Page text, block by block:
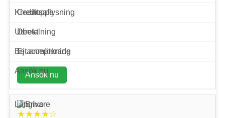
Creditsafe
Direkt
Ej accepterade
Ansök nu
★★★★☆